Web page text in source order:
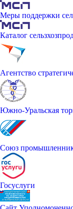
Меры поддержки
Каталог
Агентство
Южно-Уральская
Союз
Госуслуги